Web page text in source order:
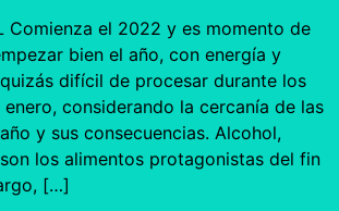
Comienza el 2022 y es momento de
bien el año, con energía y
difícil de procesar durante los
considerando la cercanía de las
y sus consecuencias. Alcohol,
los alimentos protagonistas del fin
[…]